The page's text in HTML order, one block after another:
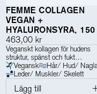
FEMME COLLAGEN
VEGAN +
HYALURONSYRA, 150
463,00 kr
Veganskt kollagen för hudens
struktur, spänst och fukt
Vegansk
Hår/ Hud/
Leder/ Muskler/ Skelett
Lägg till